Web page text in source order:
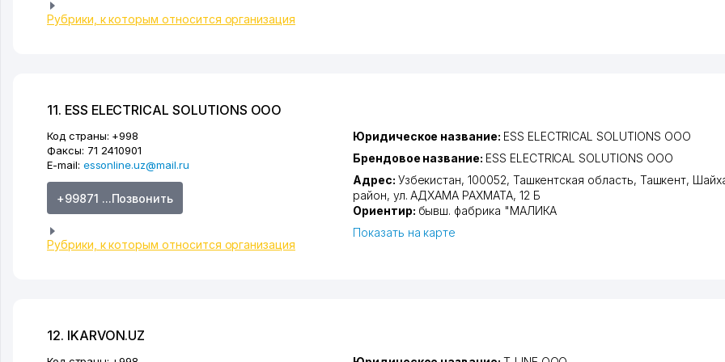
Рубрики, к которым относится организация
11. ESS ELECTRICAL SOLUTIONS ООО
Код страны: +998
Факсы: 71 2410901
E-mail: essonline.uz@mail.ru
+99871 ...Позвонить
Рубрики, к которым относится организация
Юридическое название: ESS ELECTRICAL SOLUTIONS ООО
Брендовое название: ESS ELECTRICAL SOLUTIONS ООО
Адрес: Узбекистан, 100052, Ташкентская область, Ташкент,
район, ул. АДХАМА РАХМАТА, 12 Б
Ориентир: бывш. фабрика "МАЛИКА
Показать на карте
12. IKARVON.UZ